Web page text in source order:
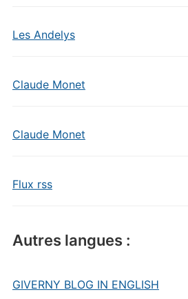
Les Andelys
Claude Monet
Claude Monet
Flux rss
Autres langues :
GIVERNY BLOG IN ENGLISH